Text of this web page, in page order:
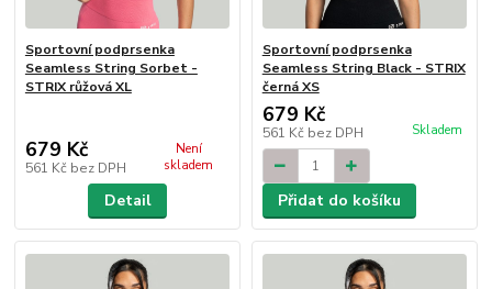
Sportovní podprsenka
Seamless String Sorbet -
STRIX růžová XL
679 Kč
561 Kč bez DPH
Není
skladem
Detail
Sportovní podprsenka
Seamless String Black - STRIX
černá XS
679 Kč
561 Kč bez DPH Skladem
Přidat do košíku